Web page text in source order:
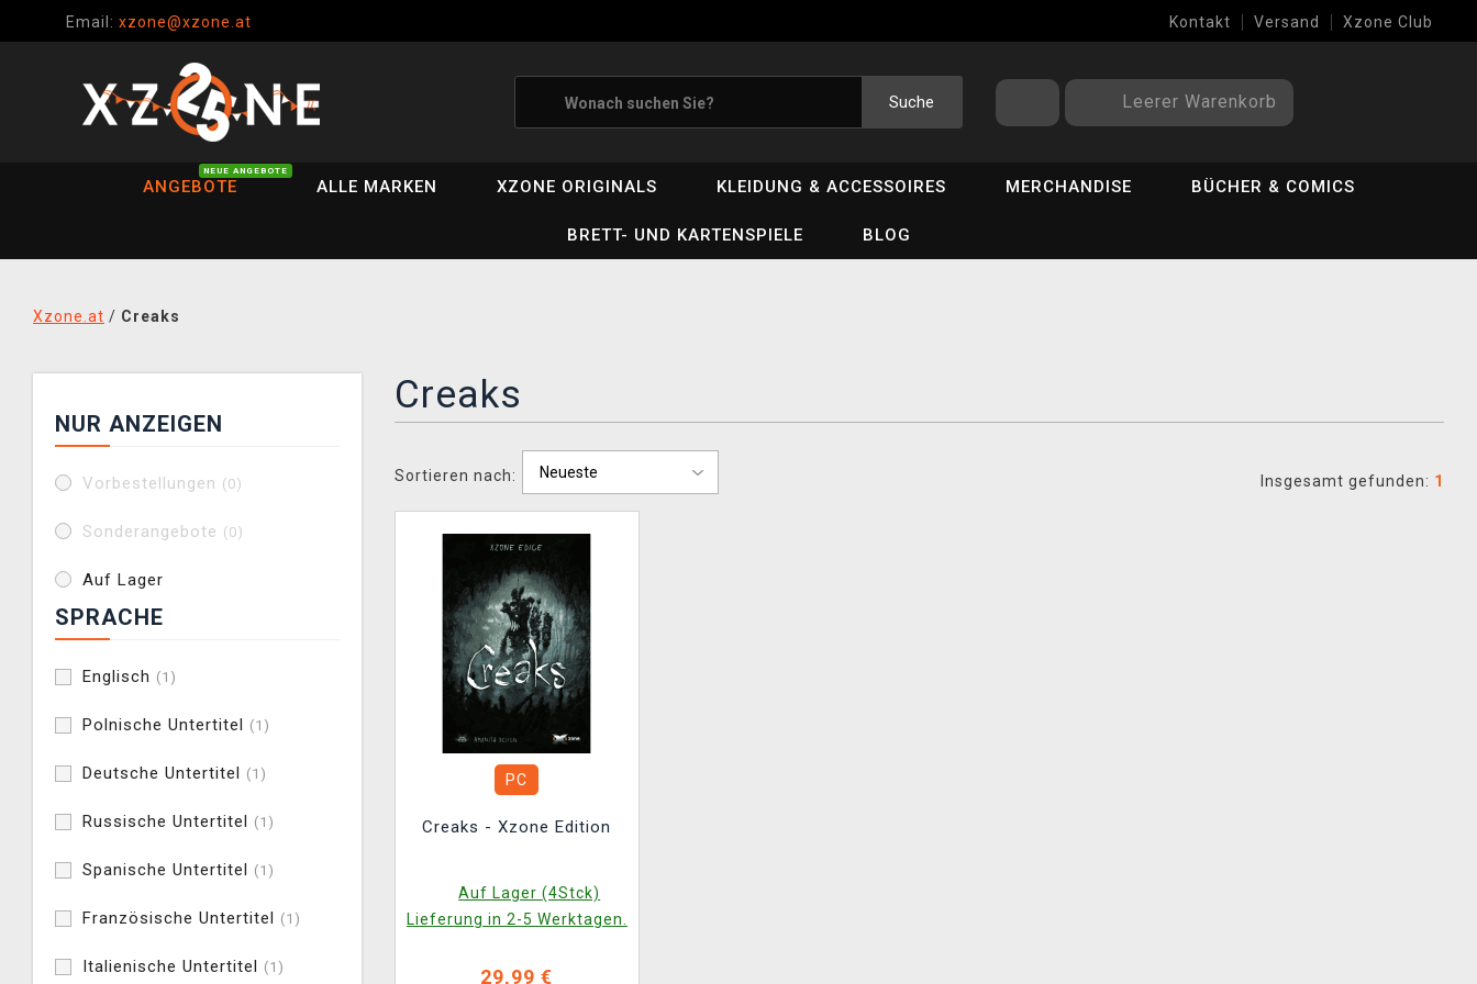
Email: xzone@xzone.at Kontakt Versand Xzone Club
Suche Leerer Warenkorb
ANGEBOTE
NEUE ANGEBOTE
ALLE MARKEN XZONE ORIGINALS KLEIDUNG & ACCESSOIRES MERCHANDISE BÜCHER & COMICS
BRETT- UND KARTENSPIELE BLOG
Xzone.at / Creaks
NUR ANZEIGEN
Vorbestellungen (0)
Sonderangebote (0)
Auf Lager
SPRACHE
Englisch (1)
Polnische Untertitel (1)
Deutsche Untertitel (1)
Russische Untertitel (1)
Spanische Untertitel (1)
Französische Untertitel (1)
Italienische Untertitel (1)
Creaks
Sortieren nach: Insgesamt gefunden: 1
PC
Creaks - Xzone Edition
Auf Lager (4Stck)
Lieferung in 2-5 Werktagen.
29,99 €